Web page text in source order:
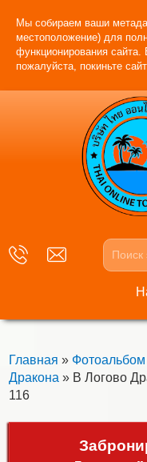
Мы собираем ваши
местоположение) для
функционирования
пожалуйста, покиньте
Главная » Фотоальбом
Дракона » В Логово
116